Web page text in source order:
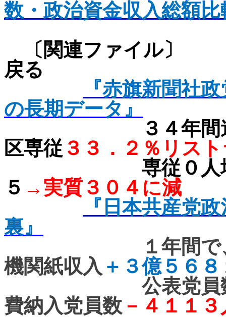
数・政治資金収入総額比
〔関連ファ
戻る
『赤旗新聞社
の長期データ』
３４年
区専従 ３３．２％リス
専従０人
５ →実質３０４に減
『日本共産党
裏』
１年間
機関紙収入 ＋３億５６
公表党員
費納入党員数 －４１１３